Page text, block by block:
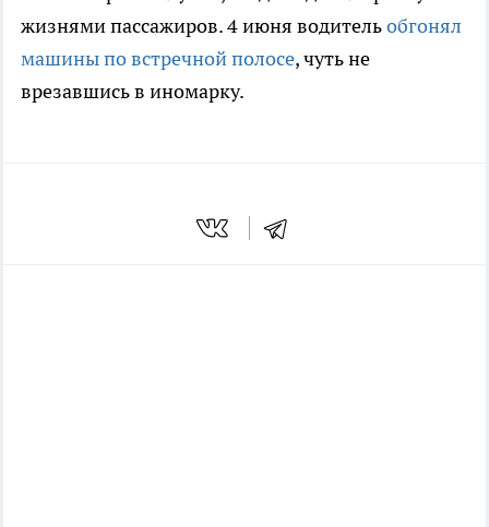
жизнями пассажиров. 4 июня водительобгонял
машины по встречной полосе, чуть не
врезавшись в иномарку.